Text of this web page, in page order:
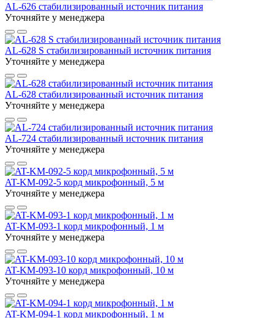
AL-626 стабилизированный источник питания
Уточняйте у менеджера
AL-628 S стабилизированный источник питания
Уточняйте у менеджера
AL-628 стабилизированный источник питания
Уточняйте у менеджера
AL-724 стабилизированный источник питания
Уточняйте у менеджера
AT-KM-092-5 корд микрофонный, 5 м
Уточняйте у менеджера
AT-KM-093-1 корд микрофонный, 1 м
Уточняйте у менеджера
AT-KM-093-10 корд микрофонный, 10 м
Уточняйте у менеджера
AT-KM-094-1 корд микрофонный, 1 м